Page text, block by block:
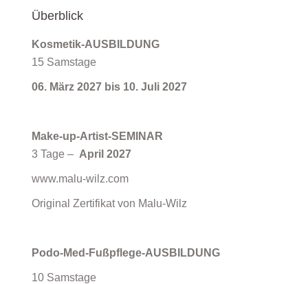
Überblick
Kosmetik-AUSBILDUNG
15 Samstage
06. März 2027 bis 10. Juli 2027
Make-up-Artist-SEMINAR
3 Tage – April 2027
www.malu-wilz.com
Original Zertifikat von Malu-Wilz
Podo-Med-Fußpflege-AUSBILDUNG
10 Samstage